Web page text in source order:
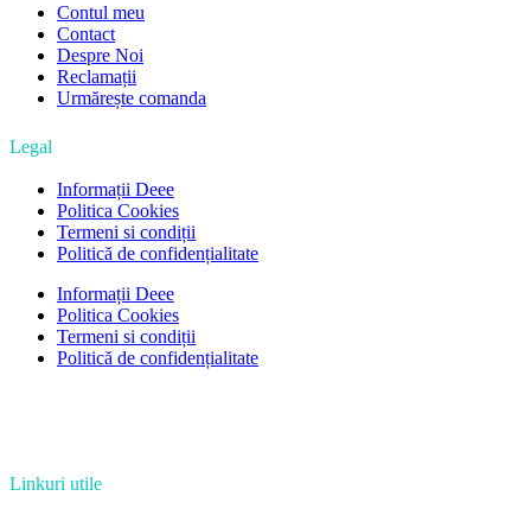
Contul meu
Contact
Despre Noi
Reclamații
Urmărește comanda
Legal
Informații Deee
Politica Cookies
Termeni si condiții
Politică de confidențialitate
Informații Deee
Politica Cookies
Termeni si condiții
Politică de confidențialitate
Linkuri utile